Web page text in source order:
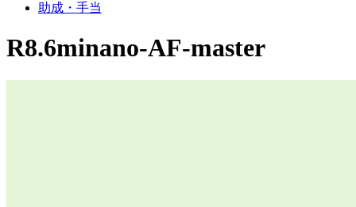
助成・手当
R8.6minano-AF-master